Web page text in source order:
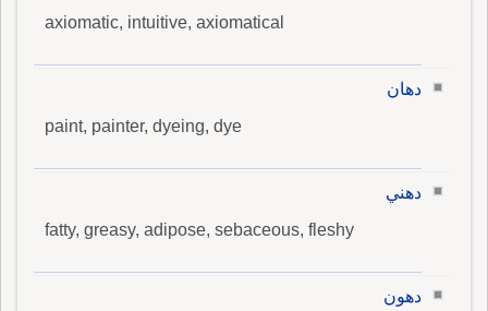
axiomatic, intuitive, axiomatical
دهان
paint, painter, dyeing, dye
دهني
fatty, greasy, adipose, sebaceous, fleshy
دهون